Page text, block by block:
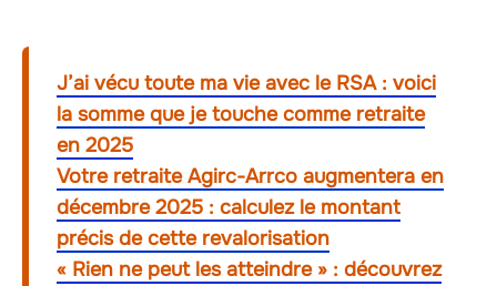
J’ai vécu toute ma vie avec le RSA : voici
la somme que je touche comme retraite
en 2025
Votre retraite Agirc-Arrco augmentera en
décembre 2025 : calculez le montant
précis de cette revalorisation
« Rien ne peut les atteindre » : découvrez